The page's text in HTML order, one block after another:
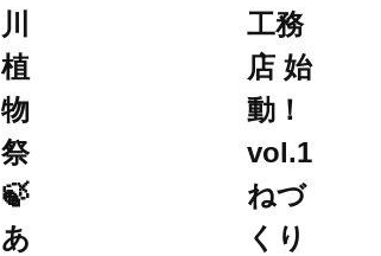
川
植
物
祭
🍃
あ
工務
店 始
動！
vol.1
ねづ
くり